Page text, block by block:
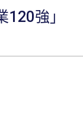
強」